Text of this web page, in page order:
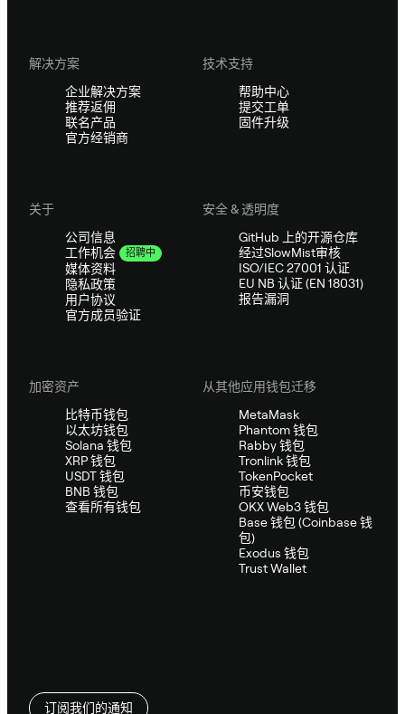
解决方案
企业解决方案
推荐返佣
联名产品
官方经销商
技术支持
帮助中心
提交工单
固件升级
关于
公司信息
工作机会
招聘中
媒体资料
隐私政策
用户协议
官方成员验证
安全 & 透明度
GitHub 上的开源仓库
经过SlowMist审核
ISO/IEC 27001 认证
EU NB 认证 (EN 18031)
报告漏洞
加密资产
比特币钱包
以太坊钱包
Solana 钱包
XRP 钱包
USDT 钱包
BNB 钱包
查看所有钱包
从其他应用钱包迁移
MetaMask
Phantom 钱包
Rabby 钱包
Tronlink 钱包
TokenPocket
币安钱包
OKX Web3 钱包
Base 钱包 (Coinbase 钱
包)
Exodus 钱包
Trust Wallet
订阅我们的通知